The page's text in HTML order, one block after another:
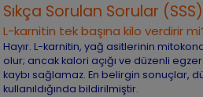
Sıkça Sorulan Sorular (SSS)
L-karnitin tek başına kilo verdirir
Hayır. L-karnitin, yağ asitlerinin
olur; ancak kalori açığı ve düzenli
kaybı sağlamaz. En belirgin sonuçlar,
kullanıldığında bildirilmiştir.